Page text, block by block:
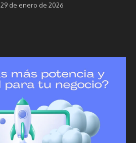
29 de enero de 2026